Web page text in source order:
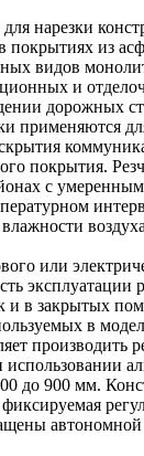
нарезки
из
видов
и
дорожных
применяются
покрытия.
с
или
эксплуатации
и в закрытых
в
производить
до 900 мм.